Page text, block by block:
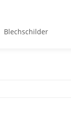
Blechschilder